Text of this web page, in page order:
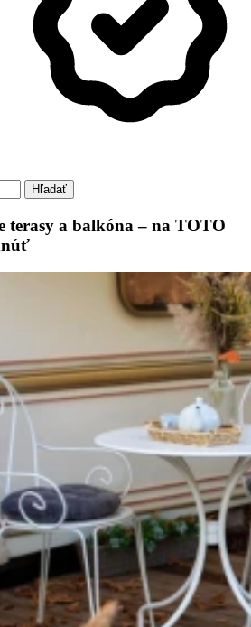
Hľadať
terasy a balkóna – na TOTO